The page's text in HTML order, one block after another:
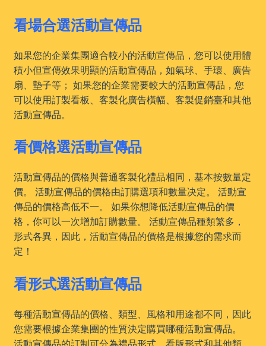
看場合選活動宣傳品
如果您的企業集團適合較小的活動宣傳品，您可以使用體
積小但宣傳效果明顯的活動宣傳品，如氣球、手環、廣告
扇、墊子等； 如果您的企業需要較大的活動宣傳品，您
可以使用訂製看板、客製化廣告橫幅、客製促銷臺和其他
活動宣傳品。
看價格選活動宣傳品
活動宣傳品的價格與普通客製化禮品相同，基本按數量定
價。 活動宣傳品的價格由訂購選項和數量决定。 活動宣
傳品的價格高低不一。 如果你想降低活動宣傳品的價
格，你可以一次增加訂購數量。 活動宣傳品種類繁多，
形式各異，因此，活動宣傳品的價格是根據您的需求而
定！
看形式選活動宣傳品
每種活動宣傳品的價格、類型、風格和用途都不同，因此
您需要根據企業集團的性質決定購買哪種活動宣傳品。
活動宣傳品的訂制可分為禮品形式、看版形式和其他類